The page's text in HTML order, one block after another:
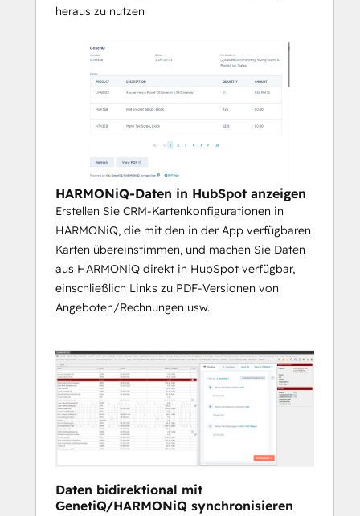
Verbessern Sie die
rechtzeitige, genaue und konsistente
Kommunikation zwischen den Teams
sicherstellen.
Die Integration unterstützt eine umfassende
Anpassung an die individuellen
Datenstrukturen und Arbeitsabläufe jedes
Kunden.
heraus zu nutzen
HARMONiQ-Daten in HubSpot anzeigen
Erstellen Sie CRM-Kartenkonfigurationen in
HARMONiQ, die mit den in der App verfügbaren
Karten übereinstimmen, und machen Sie Daten
aus HARMONiQ direkt in HubSpot verfügbar,
einschließlich Links zu PDF-Versionen von
Angeboten/Rechnungen usw.
Daten bidirektional mit
GenetiQ/HARMONiQ synchronisieren